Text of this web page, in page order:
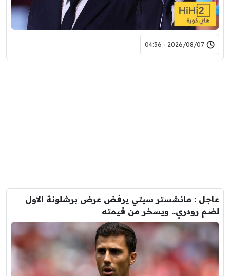
2026/08/07 - 04:36
عاجل : مانشستر سيتي يرفض عرض برشلونة الاول
لضم رودري.. ويسخر من قيمته